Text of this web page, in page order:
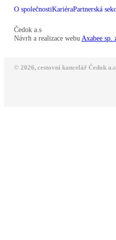
O společnostiKariéraPartnerská
Čedok a.s
Návrh a realizace webu Axabee sp.
© 2026, cestovní kancelář Čedok